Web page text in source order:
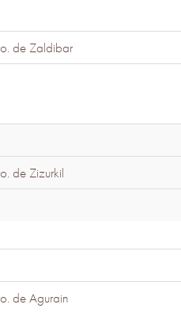
de Zaldibar
de Zizurkil
de Agurain